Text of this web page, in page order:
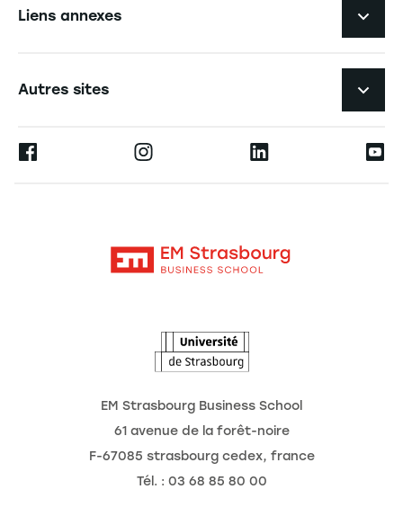
La recherche
Liens annexes
Autres sites
Ernest
EM Strasbourg Business School
61 avenue de la forêt-noire
F-67085 strasbourg cedex, france
Tél. : 03 68 85 80 00